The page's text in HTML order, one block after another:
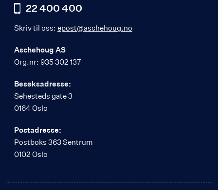
22 400 400
Skriv til oss: epost@aschehoug.no
Aschehoug AS
Org.nr: 935 302 137
Besøksadresse:
Sehesteds gate 3
0164 Oslo
Postadresse:
Postboks 363 Sentrum
0102 Oslo